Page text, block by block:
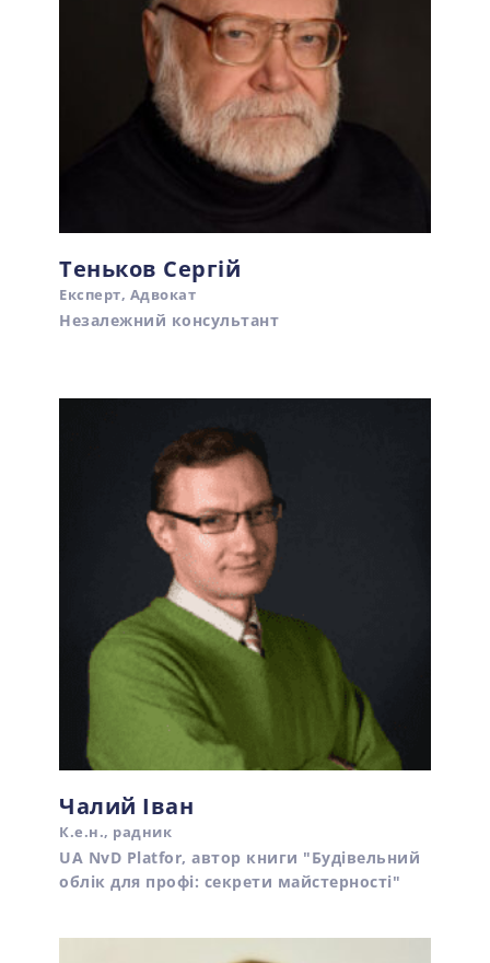
Теньков Сергій
Експерт, Адвокат
Незалежний консультант
Чалий Іван
К.е.н., радник
UA NvD Platfor, автор книги "Будівельний
облік для профі: секрети майстерності"